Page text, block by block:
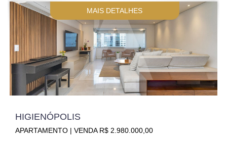
MAIS DETALHES
HIGIENÓPOLIS
APARTAMENTO | VENDA R$ 2.980.000,00